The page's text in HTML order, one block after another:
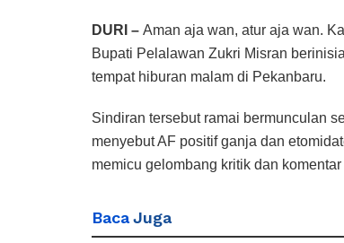
DURI – Aman aja wan, atur aja wan.
Bupati Pelalawan Zukri Misran
tempat hiburan malam di Pekanbaru.
Sindiran tersebut ramai bermunculan
menyebut AF positif ganja dan
memicu gelombang kritik dan
BacaJuga